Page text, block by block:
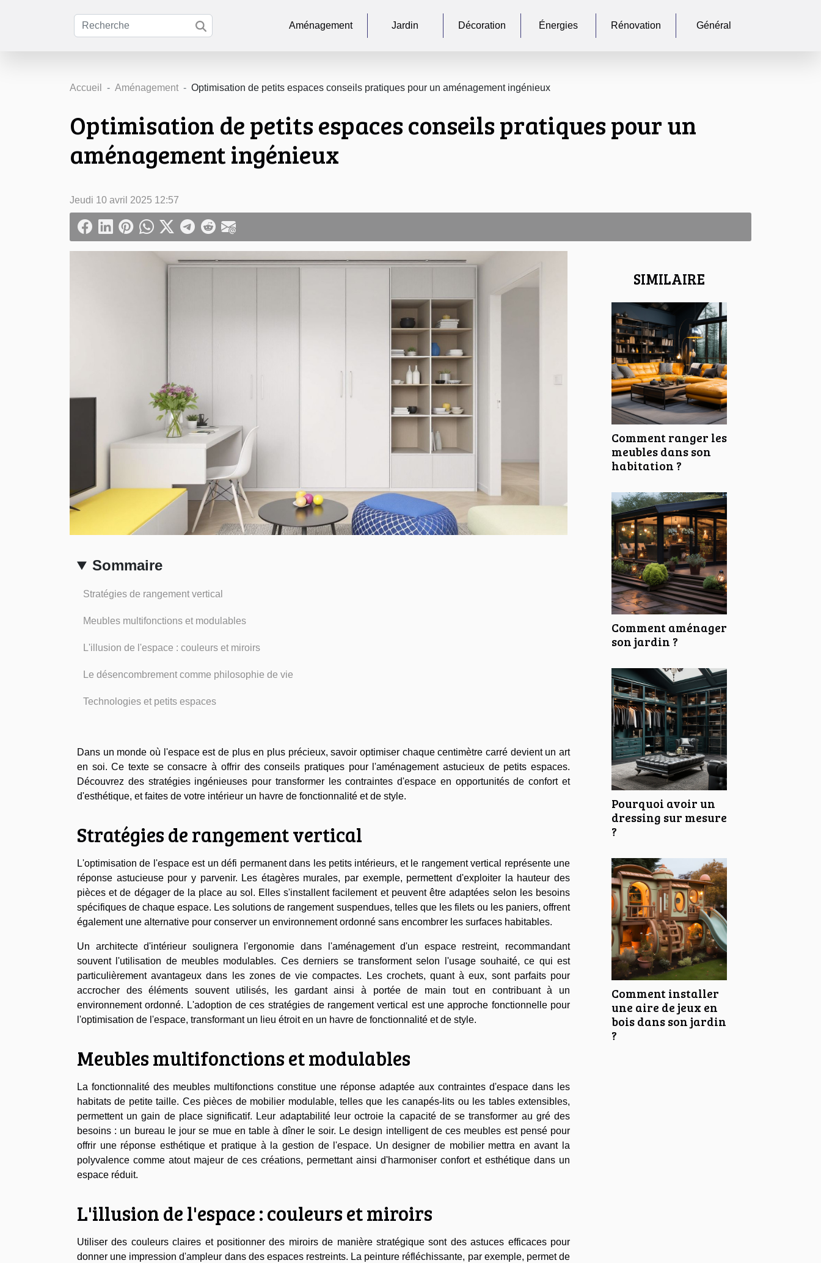
Aménagement Jardin Décoration Énergies Rénovation Général
Accueil Aménagement Optimisation de petits espaces conseils pratiques pour un aménagement ingénieux
Optimisation de petits espaces conseils pratiques pour un
aménagement ingénieux
Jeudi 10 avril 2025 12:57
Sommaire
Stratégies de rangement vertical
Meubles multifonctions et modulables
L'illusion de l'espace : couleurs et miroirs
Le désencombrement comme philosophie de vie
Technologies et petits espaces
Dans un monde où l'espace est de plus en plus précieux, savoir optimiser chaque centimètre carré devient un art
en soi. Ce texte se consacre à offrir des conseils pratiques pour l'aménagement astucieux de petits espaces.
Découvrez des stratégies ingénieuses pour transformer les contraintes d'espace en opportunités de confort et
d'esthétique, et faites de votre intérieur un havre de fonctionnalité et de style.
Stratégies de rangement vertical
L'optimisation de l'espace est un défi permanent dans les petits intérieurs, et le rangement vertical représente une
réponse astucieuse pour y parvenir. Les étagères murales, par exemple, permettent d'exploiter la hauteur des
pièces et de dégager de la place au sol. Elles s'installent facilement et peuvent être adaptées selon les besoins
spécifiques de chaque espace. Les solutions de rangement suspendues, telles que les filets ou les paniers, offrent
également une alternative pour conserver un environnement ordonné sans encombrer les surfaces habitables.
Un architecte d'intérieur soulignera l'ergonomie dans l'aménagement d'un espace restreint, recommandant
souvent l'utilisation de meubles modulables. Ces derniers se transforment selon l'usage souhaité, ce qui est
particulièrement avantageux dans les zones de vie compactes. Les crochets, quant à eux, sont parfaits pour
accrocher des éléments souvent utilisés, les gardant ainsi à portée de main tout en contribuant à un
environnement ordonné. L'adoption de ces stratégies de rangement vertical est une approche fonctionnelle pour
l'optimisation de l'espace, transformant un lieu étroit en un havre de fonctionnalité et de style.
Meubles multifonctions et modulables
La fonctionnalité des meubles multifonctions constitue une réponse adaptée aux contraintes d'espace dans les
habitats de petite taille. Ces pièces de mobilier modulable, telles que les canapés-lits ou les tables extensibles,
permettent un gain de place significatif. Leur adaptabilité leur octroie la capacité de se transformer au gré des
besoins : un bureau le jour se mue en table à dîner le soir. Le design intelligent de ces meubles est pensé pour
offrir une réponse esthétique et pratique à la gestion de l'espace. Un designer de mobilier mettra en avant la
polyvalence comme atout majeur de ces créations, permettant ainsi d'harmoniser confort et esthétique dans un
espace réduit.
L'illusion de l'espace : couleurs et miroirs
Utiliser des couleurs claires et positionner des miroirs de manière stratégique sont des astuces efficaces pour
donner une impression d'ampleur dans des espaces restreints. La peinture réfléchissante, par exemple, permet de
SIMILAIRE
Comment ranger les
meubles dans son
habitation ?
Comment aménager
son jardin ?
Pourquoi avoir un
dressing sur mesure
?
Comment installer
une aire de jeux en
bois dans son jardin
?